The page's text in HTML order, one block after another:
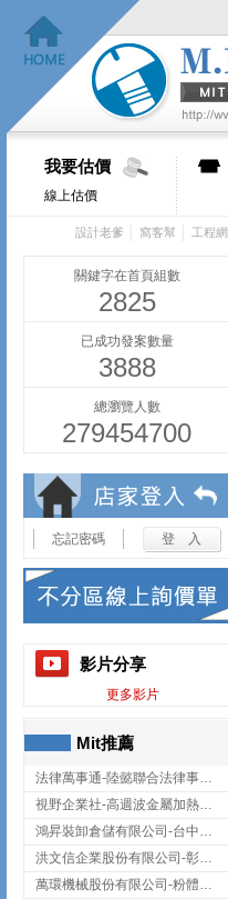
我要估價
線上估價
設計老爹 窩客幫 工程網
關鍵字在首頁組數
2825
已成功發案數量
3888
總瀏覽人數
279454700
忘記密碼
影片分享
更多影片
Mit推薦
法律萬事通-陸懿聯合法律事務所
視野企業社-高週波金屬加熱設備,彰化高週波金屬加熱設備
鴻昇裝卸倉儲有限公司-台中貨櫃裝卸
洪文信企業股份有限公司-彰化鋅合金鑄造,彰化五金加工,彰化五金配件
萬環機械股份有限公司-粉體塗裝設備,輸送機,輸送機設備,台南輸送機